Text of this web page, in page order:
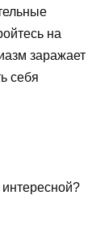
на
заражает
себя